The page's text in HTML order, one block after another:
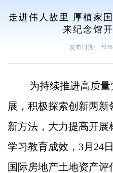
走进伟人故里 厚植家
来纪念馆
发布日期:
为持续推进高质
展，积极探索创新两新
新方法，大力提高开
学习教育成效，3月24
国际房地产土地资产